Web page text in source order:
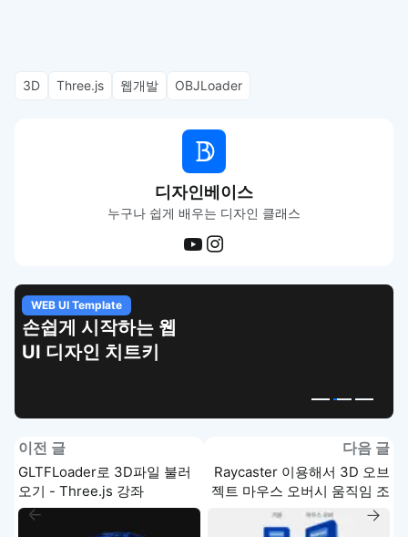
3D Three.js 웹개발 OBJLoader
디자인베이스
누구나 쉽게 배우는 디자인 클래스
WEB UI Template
손쉽게 시작하는 웹
UI 디자인 치트키
이전 글
GLTFLoader로 3D파일 불러
오기 - Three.js 강좌
다음 글
Raycaster 이용해서 3D 오브
젝트 마우스 오버시 움직임 조
절하기(Gsap)